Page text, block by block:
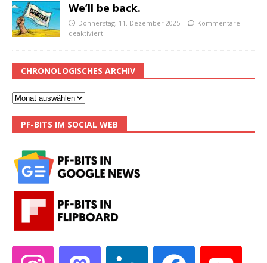
We’ll be back.
Donnerstag, 11. Dezember 2025
Kommentare
deaktiviert
CHRONOLOGISCHES ARCHIV
PF-BITS IM SOCIAL WEB